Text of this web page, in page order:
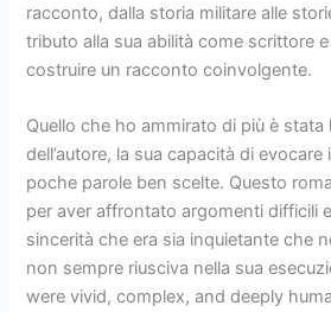
racconto, dalla storia militare alle
tributo alla sua abilità come scrittore
costruire un racconto coinvolgente.
Quello che ho ammirato di più è stata
dell’autore, la sua capacità di
poche parole ben scelte. Questo
per aver affrontato argomenti difficili
sincerità che era sia inquietante che
non sempre riusciva nella sua
were vivid, complex, and deeply